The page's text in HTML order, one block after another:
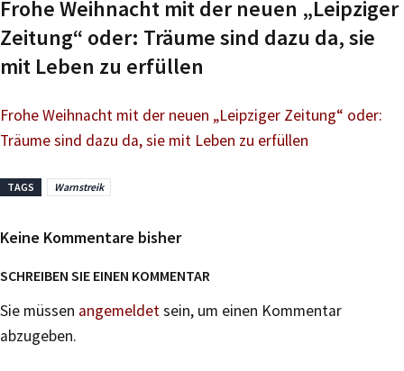
Frohe Weihnacht mit der neuen „Leipziger
Zeitung“ oder: Träume sind dazu da, sie
mit Leben zu erfüllen
Frohe Weihnacht mit der neuen „Leipziger Zeitung“ oder:
Träume sind dazu da, sie mit Leben zu erfüllen
TAGS Warnstreik
Keine Kommentare bisher
SCHREIBEN SIE EINEN KOMMENTAR
Sie müssen angemeldetsein, um einen Kommentar
abzugeben.